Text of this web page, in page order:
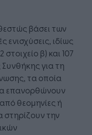
βάσει των
ενισχύσεις, ιδίως
β) και 107
για τη
τα οποία
επανορθώνουν
θεομηνίες ή
στηρίζουν την